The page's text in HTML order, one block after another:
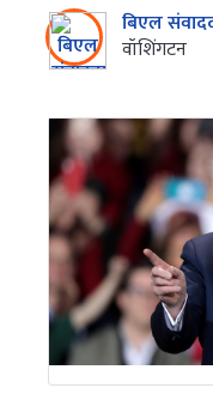
बिएल
वॉशिंगटन